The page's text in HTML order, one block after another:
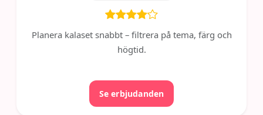
Planera kalaset snabbt – filtrera på tema, färg och
högtid.
Se erbjudanden